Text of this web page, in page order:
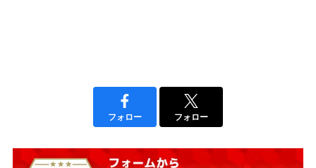
フォロー フォロー